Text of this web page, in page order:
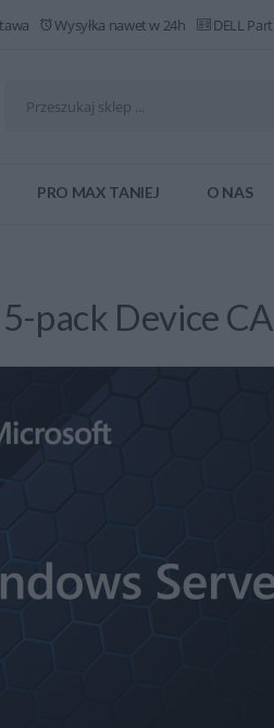
Wysyłka nawet w 24h DELL
PRO MAX TANIEJ O NAS
pack Device